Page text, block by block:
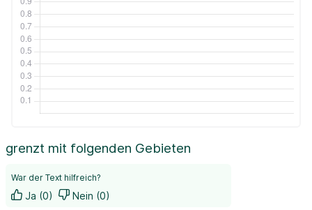
grenzt mit folgenden Gebieten
War der Text hilfreich?
Ja (0) Nein (0)